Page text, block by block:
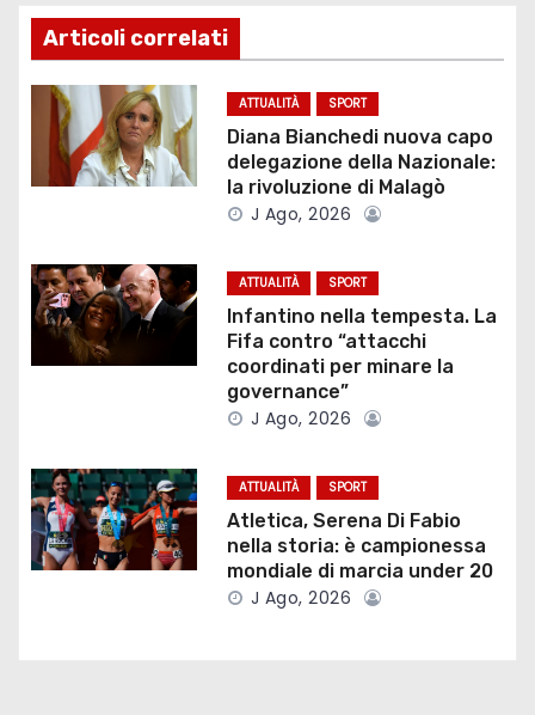
i
g
a
z
o
n
r
t
i
Articoli correlati
ATTUALITÀ SPORT
Diana Bianchedi nuova capo
delegazione della Nazionale:
la rivoluzione di Malagò
J Ago, 2026
ATTUALITÀ SPORT
Infantino nella tempesta. La
Fifa contro “attacchi
coordinati per minare la
governance”
J Ago, 2026
ATTUALITÀ SPORT
Atletica, Serena Di Fabio
nella storia: è campionessa
mondiale di marcia under 20
J Ago, 2026